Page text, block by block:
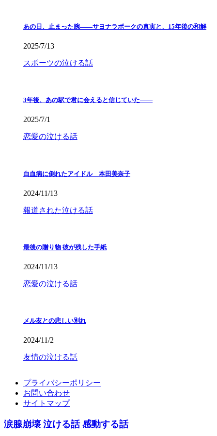
あの日、止まった腕――サヨナラボークの真実と、15年後の和解
2025/7/13
スポーツの泣ける話
3年後、あの駅で君に会えると信じていた——
2025/7/1
恋愛の泣ける話
白血病に倒れたアイドル 本田美奈子
2024/11/13
報道された泣ける話
最後の贈り物 彼が残した手紙
2024/11/13
恋愛の泣ける話
メル友との悲しい別れ
2024/11/2
友情の泣ける話
プライバシーポリシー
お問い合わせ
サイトマップ
涙腺崩壊 泣ける話 感動する話